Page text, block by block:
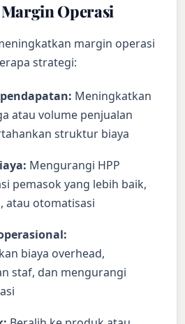
Operasi
margin operasi
strategi:
Meningkatkan
atau volume penjualan
struktur biaya
Mengurangi HPP
pemasok yang lebih baik,
atau otomatisasi
biaya overhead,
staf, dan mengurangi